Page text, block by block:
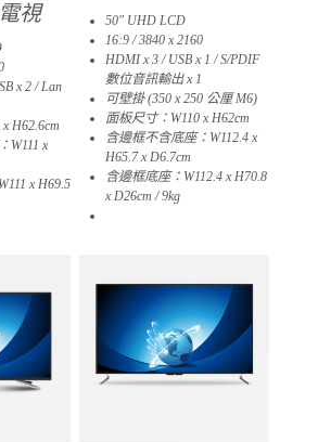
視
x 2 / Lan
H62.6cm
W111 x
x H69.5
50″ UHD LCD
16:9 / 3840 x 2160
HDMI x 3 / USB x 1 / S/PDIF
數位音訊輸出 x 1
可壁掛 (350 x 250 公厘 M6)
面板尺寸：W110 x H62cm
含邊框不含底座：W112.4 x
H65.7 x D6.7cm
含邊框底座：W112.4 x H70.8
x D26cm / 9kg​